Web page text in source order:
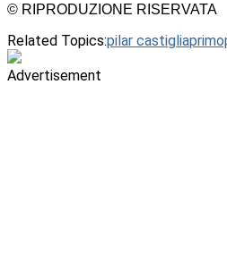
© RIPRODUZIONE RISERVATA
Related Topics:pilar castiglia
Advertisement